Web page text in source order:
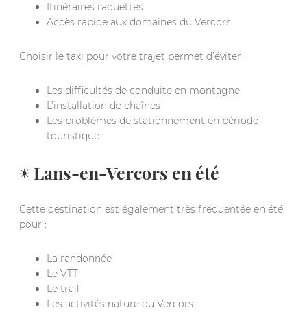
Itinéraires raquettes
Accès rapide aux domaines du Vercors
Choisir le taxi pour votre trajet permet d’éviter :
Les difficultés de conduite en montagne
L’installation de chaînes
Les problèmes de stationnement en période
touristique
☀️ Lans-en-Vercors en été
Cette destination est également très fréquentée en été
pour :
La randonnée
Le VTT
Le trail
Les activités nature du Vercors